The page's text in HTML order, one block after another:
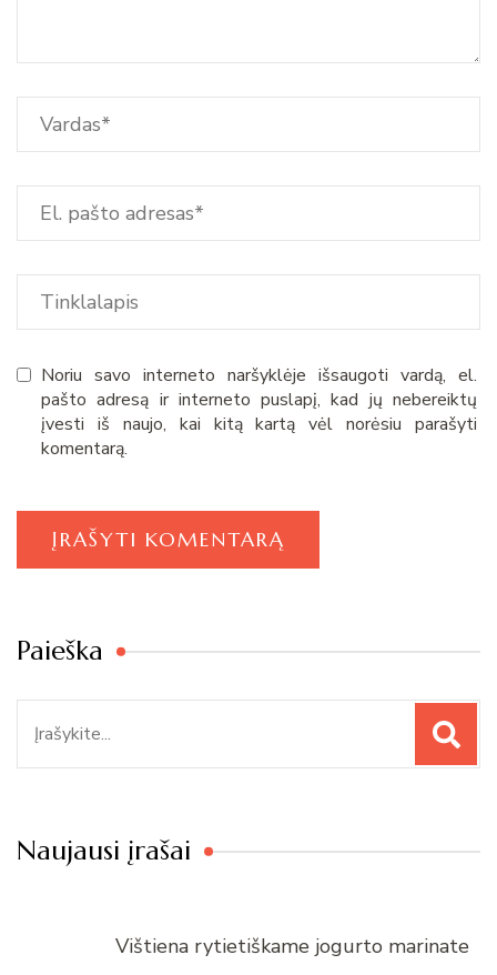
Noriu savo interneto naršyklėje išsaugoti vardą, el.
pašto adresą ir interneto puslapį, kad jų nebereiktų
įvesti iš naujo, kai kitą kartą vėl norėsiu parašyti
komentarą.
Paieška
Naujausi įrašai
Vištiena rytietiškame jogurto marinate